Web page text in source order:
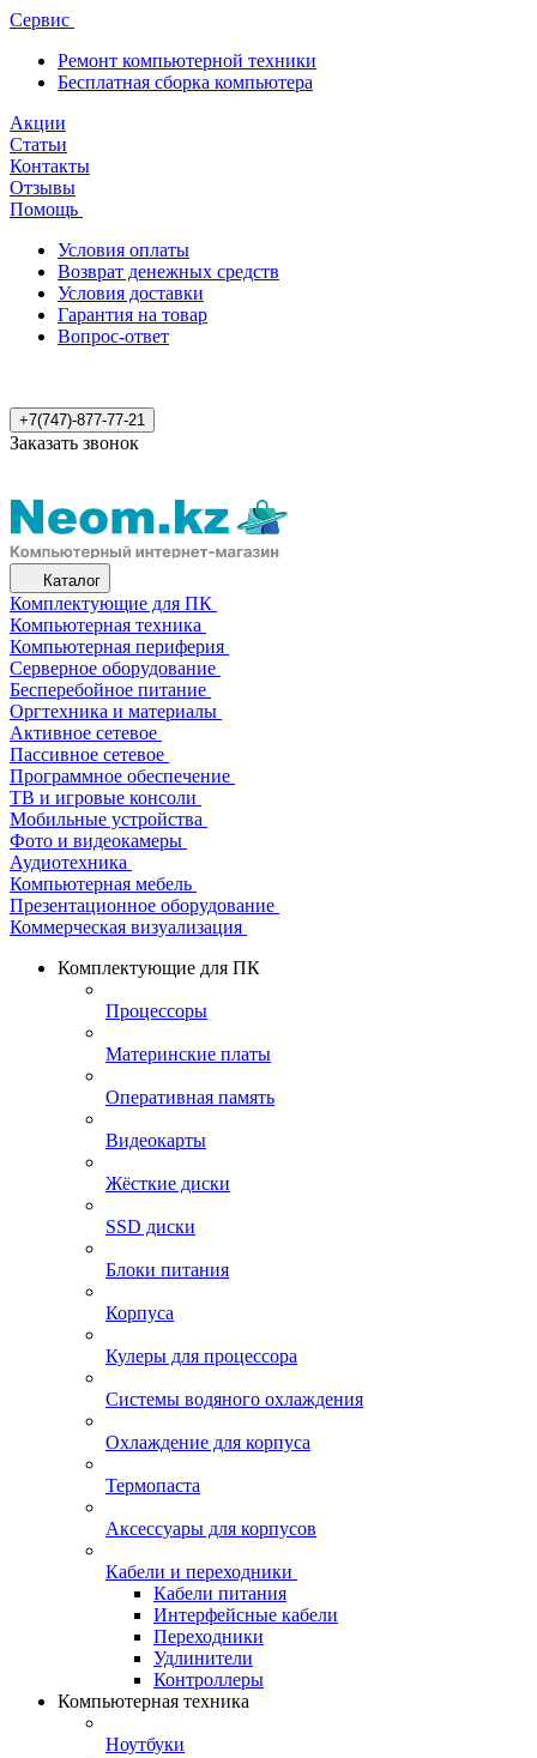
Сервис
Ремонт компьютерной техники
Бесплатная сборка компьютера
Акции
Статьи
Контакты
Отзывы
Помощь
Условия оплаты
Возврат денежных средств
Условия доставки
Гарантия на товар
Вопрос-ответ
+7(747)-877-77-21
Заказать звонок
Каталог
Комплектующие для ПК
Компьютерная техника
Компьютерная периферия
Серверное оборудование
Бесперебойное питание
Оргтехника и материалы
Активное сетевое
Пассивное сетевое
Программное обеспечение
ТВ и игровые консоли
Мобильные устройства
Фото и видеокамеры
Аудиотехника
Компьютерная мебель
Презентационное оборудование
Коммерческая визуализация
Комплектующие для ПК
Процессоры
Материнские платы
Оперативная память
Видеокарты
Жёсткие диски
SSD диски
Блоки питания
Корпуса
Кулеры для процессора
Системы водяного охлаждения
Охлаждение для корпуса
Термопаста
Аксессуары для корпусов
Кабели и переходники
Кабели питания
Интерфейсные кабели
Переходники
Удлинители
Контроллеры
Компьютерная техника
Ноутбуки